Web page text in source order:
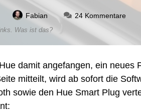
Fabian 24 Kommentarezu
und
Was ist das?
damit angefangen, ein
mitteilt, wird ab sofort die
sowie den Hue Smart Plug